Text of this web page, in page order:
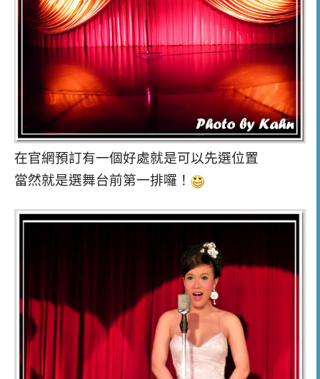
在官網預訂有一個好處就是可以先選位置
當然就是選舞台前第一排囉！